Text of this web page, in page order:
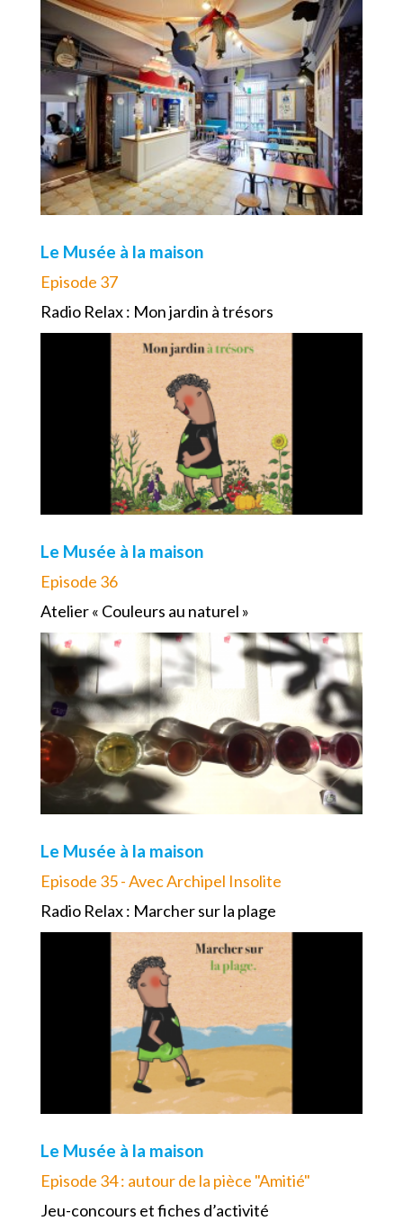
Le Musée à la maison
Episode 37
Radio Relax : Mon jardin à trésors
Le Musée à la maison
Episode 36
Atelier « Couleurs au naturel »
Le Musée à la maison
Episode 35 - Avec Archipel Insolite
Radio Relax : Marcher sur la plage
Le Musée à la maison
Episode 34 : autour de la pièce "Amitié"
Jeu-concours et fiches d’activité